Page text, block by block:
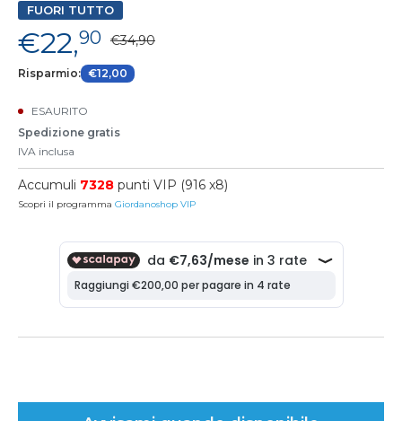
FUORI TUTTO
€22,90 €34,90
Risparmio: €12,00
ESAURITO
Spedizione gratis
IVA inclusa
Accumuli 7328 punti VIP (916 x8)
Scopri il programma Giordanoshop VIP